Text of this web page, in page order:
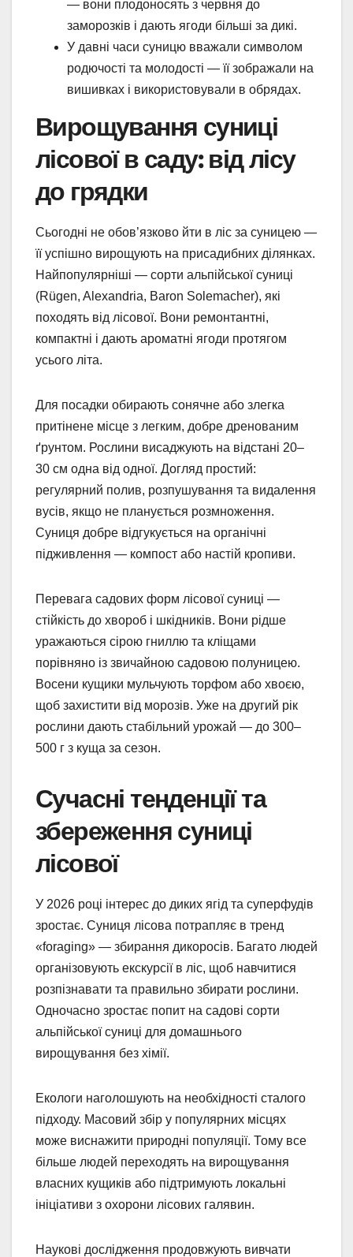
— вони плодоносять з червня до
заморозків і дають ягоди більші за дикі.
У давні часи суницю вважали символом
родючості та молодості — її зображали на
вишивках і використовували в обрядах.
Вирощування суниці
лісової в саду: від лісу
до грядки
Сьогодні не обов’язково йти в ліс за суницею —
її успішно вирощують на присадибних ділянках.
Найпопулярніші — сорти альпійської суниці
(Rügen, Alexandria, Baron Solemacher), які
походять від лісової. Вони ремонтантні,
компактні і дають ароматні ягоди протягом
усього літа.
Для посадки обирають сонячне або злегка
притінене місце з легким, добре дренованим
ґрунтом. Рослини висаджують на відстані 20–
30 см одна від одної. Догляд простий:
регулярний полив, розпушування та видалення
вусів, якщо не планується розмноження.
Суниця добре відгукується на органічні
підживлення — компост або настій кропиви.
Перевага садових форм лісової суниці —
стійкість до хвороб і шкідників. Вони рідше
уражаються сірою гниллю та кліщами
порівняно із звичайною садовою полуницею.
Восени кущики мульчують торфом або хвоєю,
щоб захистити від морозів. Уже на другий рік
рослини дають стабільний урожай — до 300–
500 г з куща за сезон.
Сучасні тенденції та
збереження суниці
лісової
У 2026 році інтерес до диких ягід та суперфудів
зростає. Суниця лісова потрапляє в тренд
«foraging» — збирання дикоросів. Багато людей
організовують екскурсії в ліс, щоб навчитися
розпізнавати та правильно збирати рослини.
Одночасно зростає попит на садові сорти
альпійської суниці для домашнього
вирощування без хімії.
Екологи наголошують на необхідності сталого
підходу. Масовий збір у популярних місцях
може виснажити природні популяції. Тому все
більше людей переходять на вирощування
власних кущиків або підтримують локальні
ініціативи з охорони лісових галявин.
Наукові дослідження продовжують вивчати